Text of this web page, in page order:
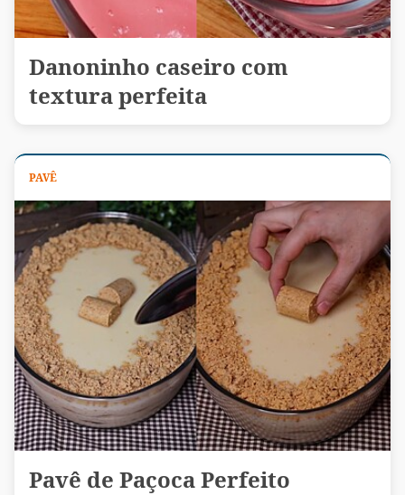
Danoninho caseiro com
textura perfeita
PAVÊ
Pavê de Paçoca Perfeito